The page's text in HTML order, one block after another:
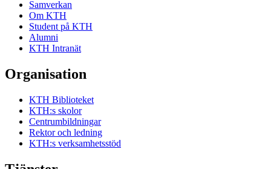
Samverkan
Om KTH
Student på KTH
Alumni
KTH Intranät
Organisation
KTH Biblioteket
KTH:s skolor
Centrumbildningar
Rektor och ledning
KTH:s verksamhetsstöd